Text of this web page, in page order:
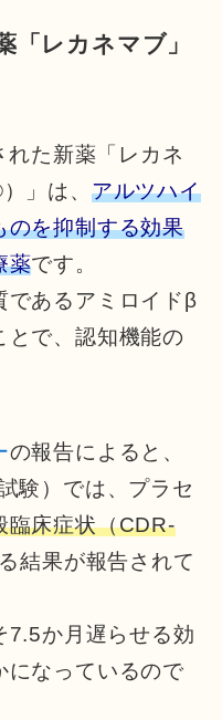
「レカネマブ」
た新薬「レカネ
」は、 アルツハイ
のを抑制する効果
薬です。
であるアミロイドβ
とで、認知機能の
の報告によると、
験）では、プラセ
臨床症状（CDR-
結果が報告されて
7.5か月遅らせる効
になっているので